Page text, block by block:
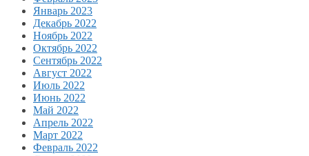
Январь 2023
Декабрь 2022
Ноябрь 2022
Октябрь 2022
Сентябрь 2022
Август 2022
Июль 2022
Июнь 2022
Май 2022
Апрель 2022
Март 2022
Февраль 2022